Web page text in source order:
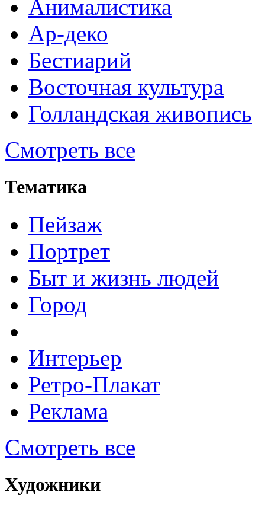
Анималистика
Ар-деко
Бестиарий
Восточная культура
Голландская живопись
Смотреть все
Тематика
Пейзаж
Портрет
Быт и жизнь людей
Город
Интерьер
Ретро-Плакат
Реклама
Смотреть все
Художники